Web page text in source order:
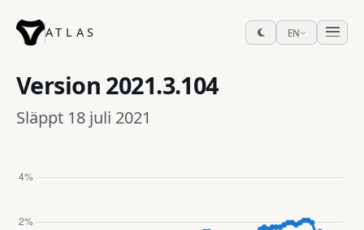
ATLAS EN
Version 2021.3.104
Släppt 18 juli 2021